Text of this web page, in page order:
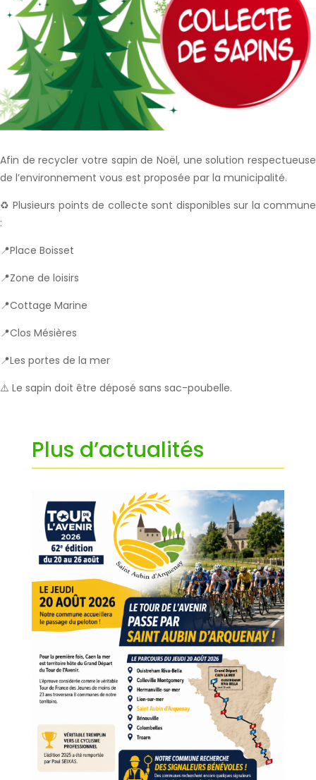
Afin de recycler votre sapin de Noël, une solution respectueuse
de l’environnement vous est proposée par la municipalité.
♻️ Plusieurs points de collecte sont disponibles sur la commune
:
📍Place Boisset
📍Zone de loisirs
📍Cottage Marine
📍Clos Mésières
📍Les portes de la mer
⚠️ Le sapin doit être déposé sans sac-poubelle.
Plus d’actualités